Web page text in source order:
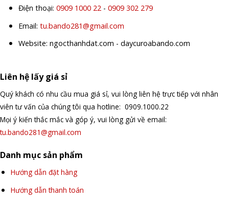
Điện thoại: 0909 1000 22- 0909 302 279
Email: tu.bando281@gmail.com
Website: ngocthanhdat.com - daycuroabando.com
Liên hệ lấy giá sỉ
Quý khách có nhu cầu mua giá sỉ, vui lòng liên hệ trực tiếp với nhân
viên tư vấn của chúng tôi qua hotline: 0909.1000.22
Mọi ý kiến thắc mắc và góp ý, vui lòng gửi về email:
tu.bando281@gmail.com
Danh mục sản phẩm
Hướng dẫn đặt hàng
Hướng dẫn thanh toán